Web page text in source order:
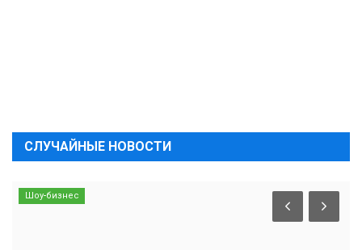
СЛУЧАЙНЫЕ НОВОСТИ
Шоу-бизнес